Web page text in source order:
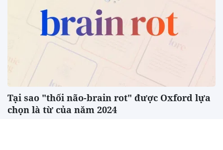
Tại sao "thối não-brain rot" được Oxford lựa
chọn là từ của năm 2024